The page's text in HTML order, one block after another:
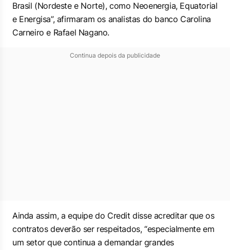
Brasil (Nordeste e Norte), como Neoenergia, Equatorial
e Energisa”, afirmaram os analistas do banco Carolina
Carneiro e Rafael Nagano.
Continua depois da publicidade
Ainda assim, a equipe do Credit disse acreditar que os
contratos deverão ser respeitados, “especialmente em
um setor que continua a demandar grandes